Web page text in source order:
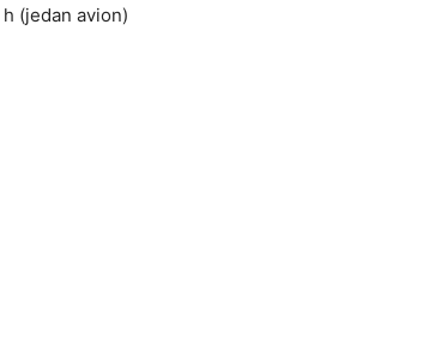
(jedan avion)